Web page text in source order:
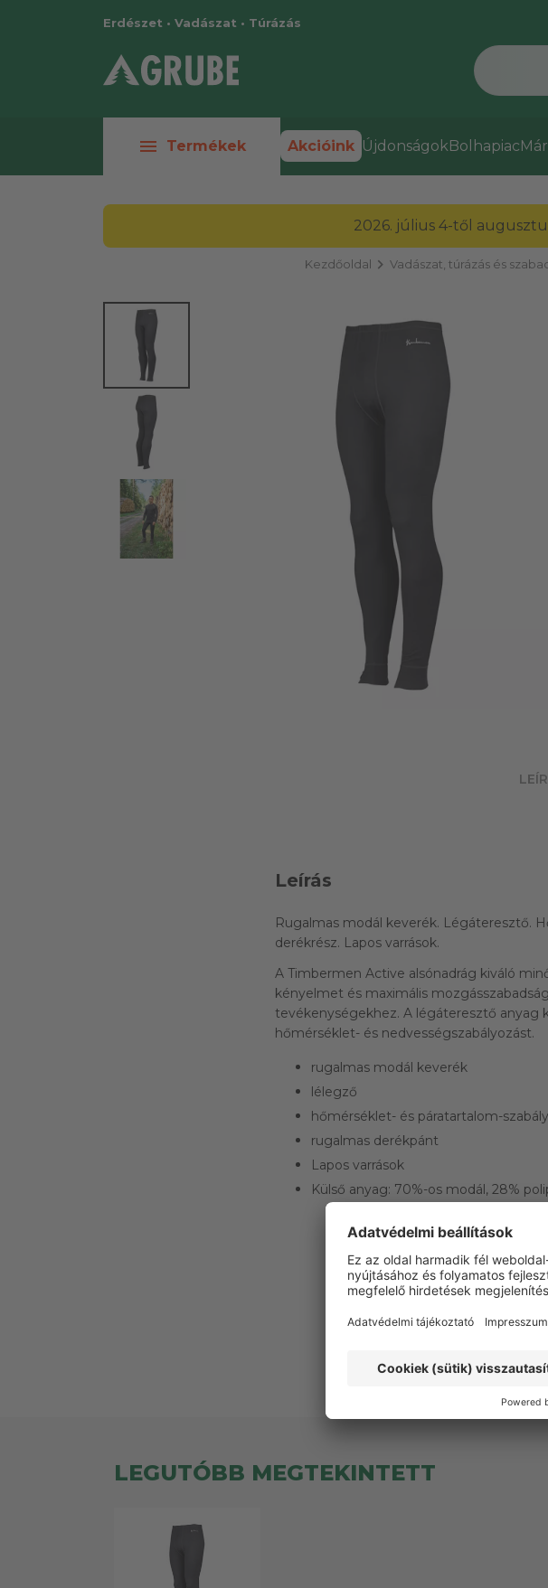
Erdészet • Vadászat • Túrázás
menu Termékek Akcióink ÚjdonságokBolhapiac
2026. július 4-től
Kezdőoldal chevron_right Vadászat, túrázás és
Leírás
Rugalmas modál keverék. Légáteresztő.
derékrész. Lapos varrások.
A Timbermen Active alsónadrág kiváló
kényelmet és maximális
tevékenységekhez. A légáteresztő anyag
hőmérséklet- és nedvességszabályozást.
rugalmas modál keverék
lélegző
hőmérséklet- és páratartalom-
rugalmas derékpánt
Lapos varrások
Külső anyag: 70%-os modál, 28%
Ezt a terméket még
LEGUTÓBB MEGTEKINTETT